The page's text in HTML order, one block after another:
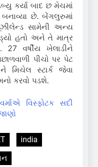
કર્યા બાદ છ મેચમાં
છે. બેંગલુરુમાં
સામેની અન્ય
હતો અને તે માત્ર
વર્ષીય ખેલાડીને
પીચો પર પેટ
સ્ટાર્ક જેવા
કરવો પડશે.
વિસ્ફોટક સદી
india